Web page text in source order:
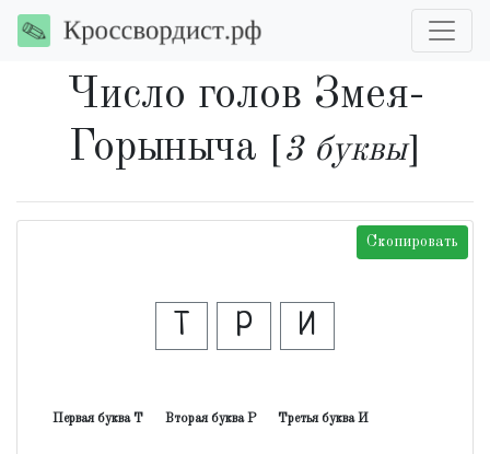
Число голов Змея-
Горыныча
3 буквы]
Скопировать
Т Р И
Первая буква Т Вторая буква Р Третья буква И